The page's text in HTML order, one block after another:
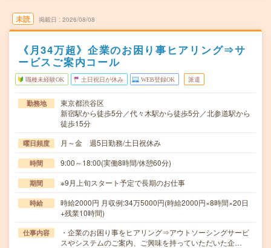
未読 掲載日 2026/08/08
《月34万超》企業のお困り事ヒアリング⇒サ
ービスご案内コール
職種未経験OK 土日祝日が休み WEB登録OK 派遣
勤務地
東京都渋谷区
新宿駅から徒歩5分／代々木駅から徒歩5分／北参道駅から
徒歩15分
曜日頻度 月～金 週5日勤務/土日祝休み
時間 9:00～18:00(実働8時間/休憩60分)
期間 ※9月上旬スタート予定で長期のお仕事
時給
時給2000円 月収例:34万5000円(時給2000円×8時間×20日
+残業10時間)
仕事内容
・企業のお困り事をヒアリング⇒アウトソーシングサービ
スやシステムのご案内、ご興味を持っていただいた企…